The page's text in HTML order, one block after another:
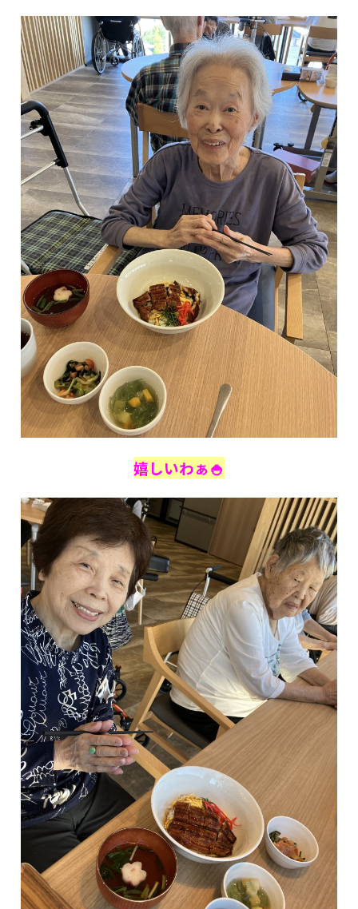
嬉しいわぁ🍚